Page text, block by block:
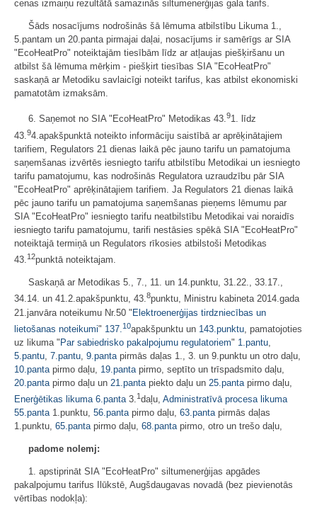
cenas izmaiņu rezultātā samazinās siltumenerģijas gala tarifs.
Šāds nosacījums nodrošinās šā lēmuma atbilstību Likuma 1.,
5.pantam un 20.panta pirmajai daļai, nosacījums ir samērīgs ar SIA
"EcoHeatPro" noteiktajām tiesībām līdz ar atļaujas piešķiršanu un
atbilst šā lēmuma mērķim - piešķirt tiesības SIA "EcoHeatPro"
saskaņā ar Metodiku savlaicīgi noteikt tarifus, kas atbilst ekonomiski
pamatotām izmaksām.
6. Saņemot no SIA "EcoHeatPro" Metodikas 43.91. līdz
43. 94.apakšpunktā noteikto informāciju saistībā ar aprēķinātajiem
tarifiem, Regulators 21 dienas laikā pēc jauno tarifu un pamatojuma
saņemšanas izvērtēs iesniegto tarifu atbilstību Metodikai un iesniegto
tarifu pamatojumu, kas nodrošinās Regulatora uzraudzību pār SIA
"EcoHeatPro" aprēķinātajiem tarifiem. Ja Regulators 21 dienas laikā
pēc jauno tarifu un pamatojuma saņemšanas pieņems lēmumu par
SIA "EcoHeatPro" iesniegto tarifu neatbilstību Metodikai vai noraidīs
iesniegto tarifu pamatojumu, tarifi nestāsies spēkā SIA "EcoHeatPro"
noteiktajā termiņā un Regulators rīkosies atbilstoši Metodikas
43.12punktā noteiktajam.
Saskaņā ar Metodikas 5., 7., 11. un 14.punktu, 31.22., 33.17.,
34.14. un 41.2.apakšpunktu, 43.8punktu, Ministru kabineta 2014.gada
21.janvāra noteikumu Nr.50 "Elektroenerģijas tirdzniecības un
lietošanas noteikumi" 137. 10apakšpunktu un 143.punktu , pamatojoties
uz likuma " Par sabiedrisko pakalpojumu regulatoriem" 1.pantu
5.pantu 7.pantu 9.panta pirmās daļas 1., 3. un 9.punktu un otro daļu,
10.panta pirmo daļu, 19.panta pirmo, septīto un trīspadsmito daļu,
20.panta pirmo daļu un 21.panta piekto daļu un 25.panta pirmo daļu,
Enerģētikas likuma 6.panta3.1daļu, Administratīvā procesa likuma
55.panta1.punktu, 56.pantapirmo daļu, 63.pantapirmās daļas
1.punktu, 65.pantapirmo daļu, 68.pantapirmo, otro un trešo daļu,
padome nolemj:
1. apstiprināt SIA "EcoHeatPro" siltumenerģijas apgādes
pakalpojumu tarifus Ilūkstē, Augšdaugavas novadā (bez pievienotās
vērtības nodokļa):